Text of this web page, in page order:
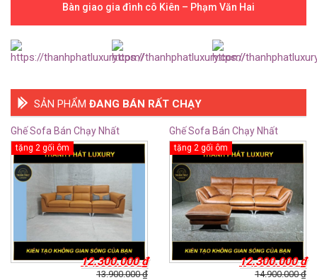
Bàn giao gia đình cô Kiên – Phạm Văn Hai
SẢN PHẨM ĐANG BÁN RẤT CHẠY
Ghế Sofa Bán Chạy Nhất
TTS14
tặng 2 gối ôm
13.900.000₫
12.300.000₫
Ghế Sofa Bán Chạy Nhất
TTS13
tặng 2 gối ôm
14.900.000₫
12.300.000₫